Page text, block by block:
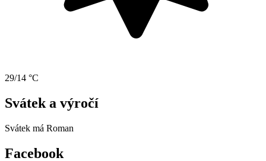
29/14 °C
Svátek a výročí
Svátek má Roman
Facebook